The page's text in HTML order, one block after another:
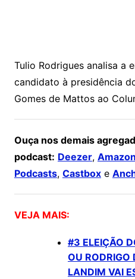
Tulio Rodrigues analisa a
candidato à presidência
Gomes de Mattos ao
Ouça nos demais
podcast: Deezer, Amazon
Podcasts, Castboxe
VEJA MAIS:
#3 ELEIÇÃO
OU RODRIGO
LANDIM VAI